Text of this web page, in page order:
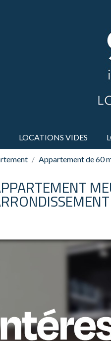
LOCATIONS VIDES
Appartement de 60